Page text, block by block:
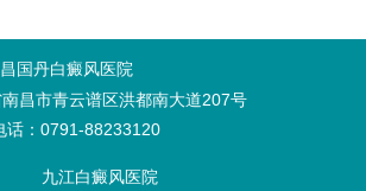
国丹白癜风医院
昌市青云谱区洪都南大道207号
话：0791-88233120
九江白癜风医院